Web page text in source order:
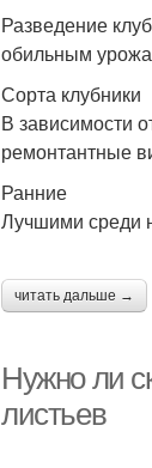
Разведение
обильным
Сорта клубники
В зависимости
ремонтантные
Ранние
Лучшими среди
читать дальше →
Нужно ли
листьев